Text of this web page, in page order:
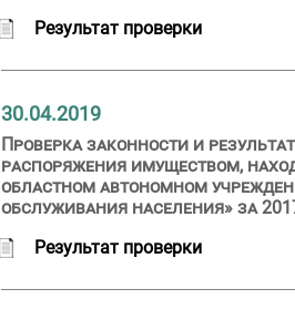
Результат проверки
30.04.2019
Проверка законности и
распоряжения имуществом,
областном автономном
обслуживания населения» за
Результат проверки